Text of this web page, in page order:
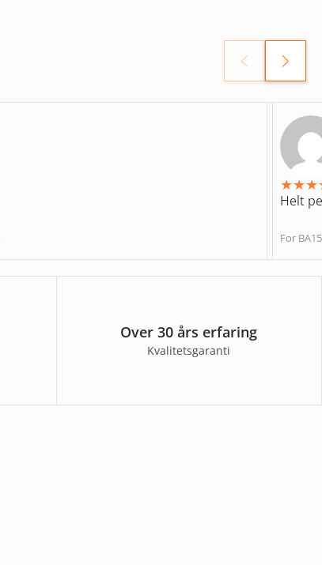
★★★
Helt
For
Over 30 års erfaring
Kvalitetsgaranti